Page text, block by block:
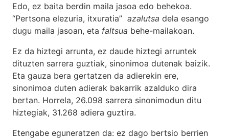
Edo, ez baita berdin maila jasoa edo behekoa.
“Pertsona elezuria, itxuratia” azalutsa dela esango
dugu maila jasoan, eta faltsua behe-mailakoan.
Ez da hiztegi arrunta, ez daude hiztegi arruntek
dituzten sarrera guztiak, sinonimoa dutenak baizik.
Eta gauza bera gertatzen da adierekin ere,
sinonimoa duten adierak bakarrik azalduko dira
bertan. Horrela, 26.098 sarrera sinonimodun ditu
hiztegiak, 31.268 adiera guztira.
Etengabe eguneratzen da: ez dago bertsio berrien